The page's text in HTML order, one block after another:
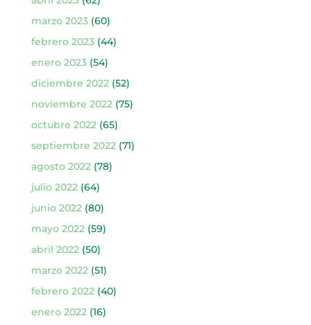
marzo 2023(60)
febrero 2023(44)
enero 2023(54)
diciembre 2022 (52)
noviembre 2022 (75)
octubre 2022 (65)
septiembre 2022 (71)
agosto 2022 (78)
julio 2022 (64)
junio 2022 (80)
mayo 2022 (59)
abril 2022 (50)
marzo 2022 (51)
febrero 2022 (40)
enero 2022 (16)